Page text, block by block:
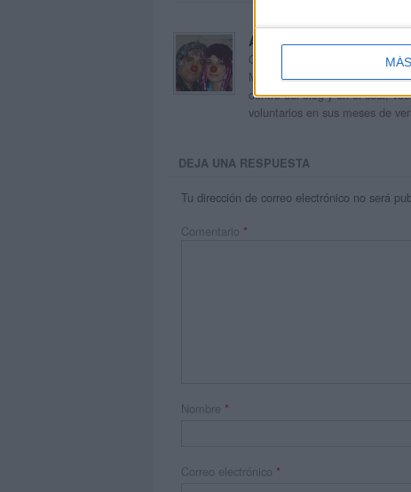
Acerca de
Orientación Andújar no es solo
Maribel, que además de ser
dentro del blog y en el cual,
voluntarios en sus meses de
DEJA UNA RESPUESTA
Tu dirección de correo electrónico no será
Comentario *
Nombre *
Correo electrónico *